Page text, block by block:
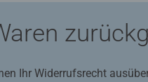
Ihr Widerrufsrecht